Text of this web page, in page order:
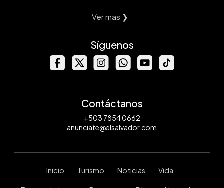
Ver mas ❯
Síguenos
Contáctanos
+503 7854 0662
anunciate@elsalvador.com
Inicio Turismo Noticias Vida